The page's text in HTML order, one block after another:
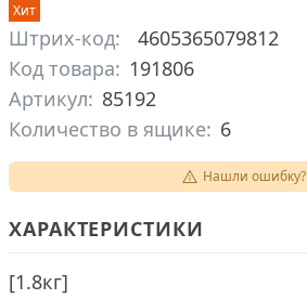
Хит
Штрих-код:
4605365079812
Код товара: 191806
Артикул: 85192
Количество в ящике: 6
Нашли ошибку?
ХАРАКТЕРИСТИКИ
[1.8кг]